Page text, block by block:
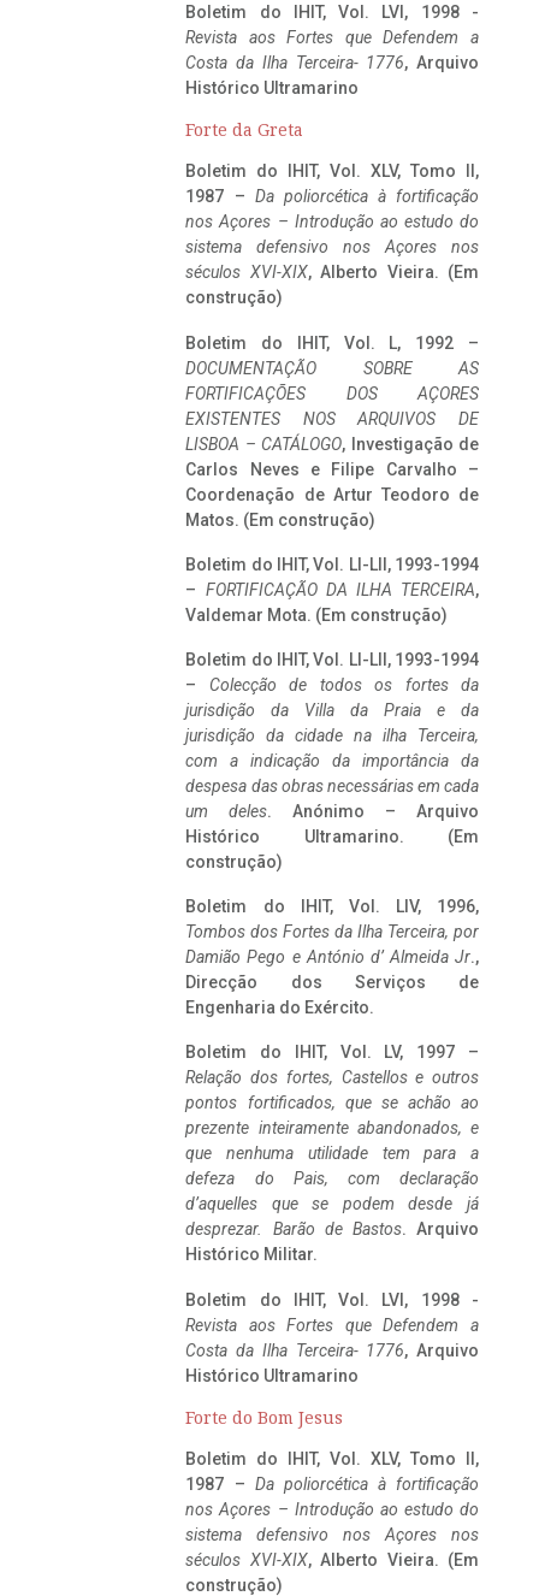
Boletim do IHIT, Vol. LVI, 1998 -
Revista aos Fortes que Defendem a
Costa da Ilha Terceira- 1776, Arquivo
Histórico Ultramarino
Forte da Greta
Boletim do IHIT, Vol. XLV, Tomo II,
1987 – Da poliorcética à fortificação
nos Açores – Introdução ao estudo do
sistema defensivo nos Açores nos
séculos XVI-XIX, Alberto Vieira. (Em
construção)
Boletim do IHIT, Vol. L, 1992 –
DOCUMENTAÇÃO SOBRE AS
FORTIFICAÇÕES DOS AÇORES
EXISTENTES NOS ARQUIVOS DE
LISBOA – CATÁLOGO, Investigação de
Carlos Neves e Filipe Carvalho –
Coordenação de Artur Teodoro de
Matos. (Em construção)
Boletim do IHIT, Vol. LI-LII, 1993-1994
– FORTIFICAÇÃO DA ILHA TERCEIRA,
Valdemar Mota. (Em construção)
Boletim do IHIT, Vol. LI-LII, 1993-1994
– Colecção de todos os fortes da
jurisdição da Villa da Praia e da
jurisdição da cidade na ilha Terceira,
com a indicação da importância da
despesa das obras necessárias em cada
um deles. Anónimo – Arquivo
Histórico Ultramarino. (Em
construção)
Boletim do IHIT, Vol. LIV, 1996,
Tombos dos Fortes da Ilha Terceira, por
Damião Pego e António d’ Almeida Jr.,
Direcção dos Serviços de
Engenharia do Exército.
Boletim do IHIT, Vol. LV, 1997 –
Relação dos fortes, Castellos e outros
pontos fortificados, que se achão ao
prezente inteiramente abandonados, e
que nenhuma utilidade tem para a
defeza do Pais, com declaração
d’aquelles que se podem desde já
desprezar. Barão de Bastos. Arquivo
Histórico Militar.
Boletim do IHIT, Vol. LVI, 1998 -
Revista aos Fortes que Defendem a
Costa da Ilha Terceira- 1776, Arquivo
Histórico Ultramarino
Forte do Bom Jesus
Boletim do IHIT, Vol. XLV, Tomo II,
1987 – Da poliorcética à fortificação
nos Açores – Introdução ao estudo do
sistema defensivo nos Açores nos
séculos XVI-XIX, Alberto Vieira. (Em
construção)